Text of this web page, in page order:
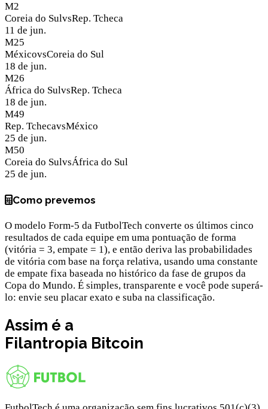
M2
Coreia do SulvsRep. Tcheca
11 de jun.
M25
MéxicovsCoreia do Sul
18 de jun.
M26
África do SulvsRep. Tcheca
18 de jun.
M49
Rep. TchecavsMéxico
25 de jun.
M50
Coreia do SulvsÁfrica do Sul
25 de jun.
Como prevemos
O modelo Form-5 da FutbolTech converte os últimos cinco
resultados de cada equipe em uma pontuação de forma
(vitória = 3, empate = 1), e então deriva las probabilidades
de vitória com base na força relativa, usando uma constante
de empate fixa baseada no histórico da fase de grupos da
Copa do Mundo. É simples, transparente e você pode superá-
lo: envie seu placar exato e suba na classificação.
Assim é a
Filantropia Bitcoin